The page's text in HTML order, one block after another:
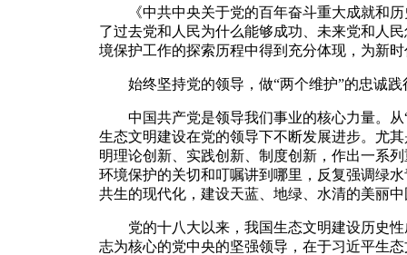
《中共中央关于党的百年奋斗重大成就和历
了过去党和人民为什么能够成功、未来党和人
境保护工作的探索历程中得到充分体现，为新
始终坚持党的领导，做“两个维护”的忠诚践
中国共产党是领导我们事业的核心力量。从“
生态文明建设在党的领导下不断发展进步。尤
明理论创新、实践创新、制度创新，作出一系
环境保护的关切和叮嘱讲到哪里，反复强调绿
共生的现代化，建设天蓝、地绿、水清的美丽
党的十八大以来，我国生态文明建设历史性
志为核心的党中央的坚强领导，在于习近平生